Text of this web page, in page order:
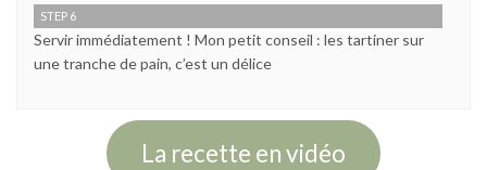
STEP 6
Servir immédiatement ! Mon petit conseil : les tartiner sur
une tranche de pain, c’est un délice
La recette en vidéo